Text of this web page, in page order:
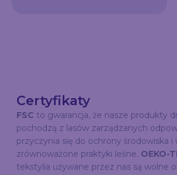
Certyfikaty
FSC to gwarancja, że nasze produkty
pochodzą z lasów zarządzanych
przyczynia się do ochrony środowiska i
zrównoważone praktyki leśne. OEKO-
tekstylia używane przez nas są wolne